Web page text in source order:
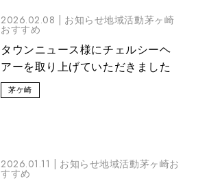
2026.02.08 | お知らせ地域活動茅ヶ崎
おすすめ
タウンニュース様にチェルシーヘ
アーを取り上げていただきました
茅ケ崎
2026.01.11 | お知らせ地域活動茅ヶ崎お
すすめ